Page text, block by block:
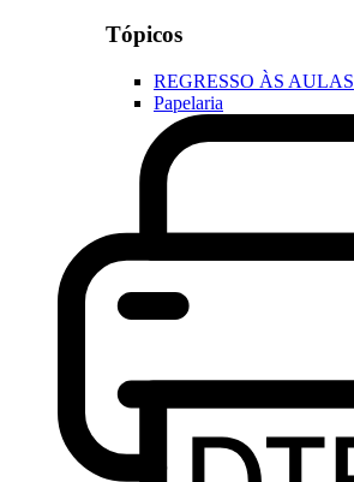
Tópicos
REGRESSO ÀS AULAS
Papelaria